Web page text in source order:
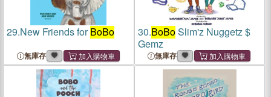
29.New Friends forBoBo
無庫存
30.BoBoSlim'z Nuggetz $
Gemz
無庫存